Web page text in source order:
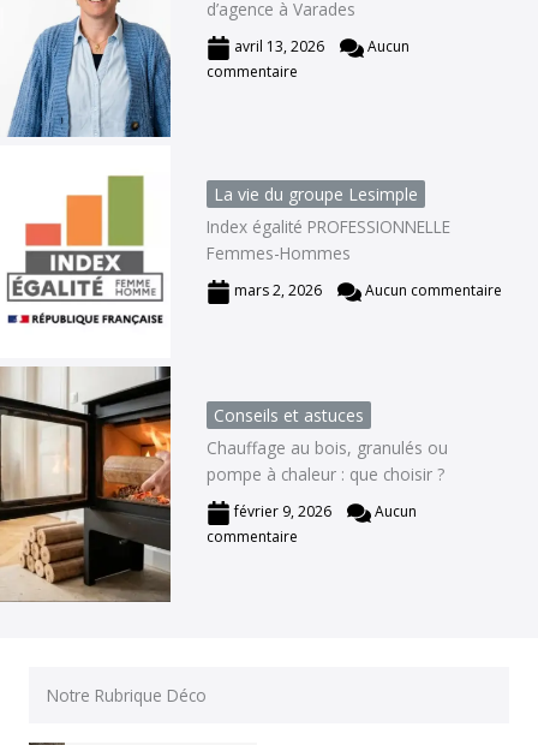
d’agence à Varades
avril 13, 2026
Aucun
commentaire
La vie du groupe Lesimple
Index égalité PROFESSIONNELLE
Femmes-Hommes
mars 2, 2026 Aucun commentaire
Conseils et astuces
Chauffage au bois, granulés ou
pompe à chaleur : que choisir ?
février 9, 2026
Aucun
commentaire
Notre Rubrique Déco